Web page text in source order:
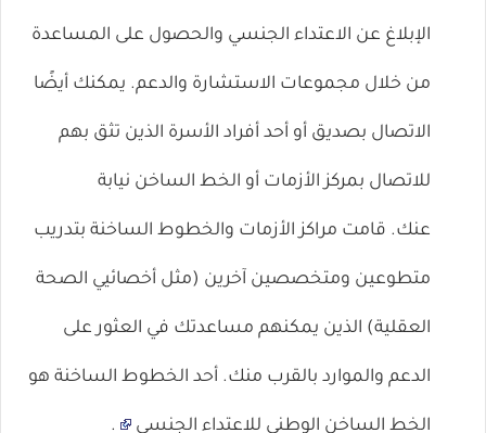
الإبلاغ عن الاعتداء الجنسي والحصول على المساعدة
من خلال مجموعات الاستشارة والدعم. يمكنك أيضًا
الاتصال بصديق أو أحد أفراد الأسرة الذين تثق بهم
للاتصال بمركز الأزمات أو الخط الساخن نيابة
عنك. قامت مراكز الأزمات والخطوط الساخنة بتدريب
متطوعين ومتخصصين آخرين (مثل أخصائيي الصحة
العقلية) الذين يمكنهم مساعدتك في العثور على
الدعم والموارد بالقرب منك. أحد الخطوط الساخنة هو
الخط الساخن الوطني للاعتداء الجنسي .